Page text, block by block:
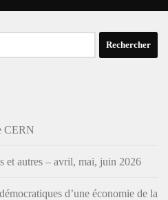
CERN
et autres – avril, mai, juin 2026
d’une économie de la